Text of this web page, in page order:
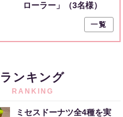
ローラー」（3名様）
一覧
ランキング
RANKING
ミセスドーナツ全4種を実